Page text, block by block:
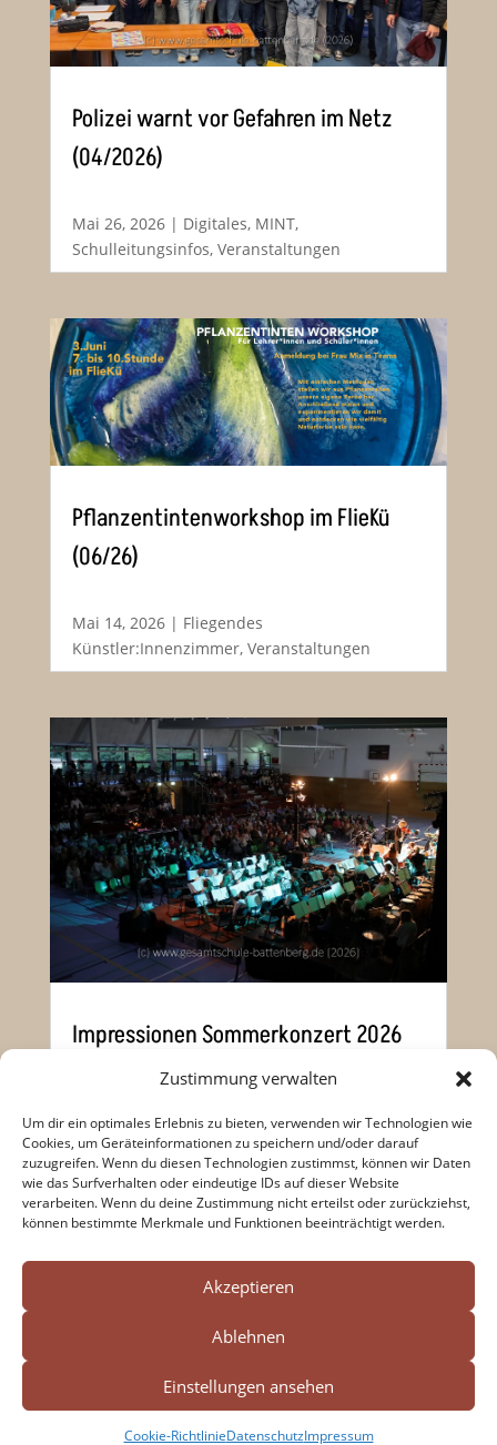
Zustimmung verwalten
Um dir ein optimales Erlebnis zu bieten, verwenden wir Technologien wie
Cookies, um Geräteinformationen zu speichern und/oder darauf
zuzugreifen. Wenn du diesen Technologien zustimmst, können wir Daten
wie das Surfverhalten oder eindeutige IDs auf dieser Website
verarbeiten. Wenn du deine Zustimmung nicht erteilst oder zurückziehst,
können bestimmte Merkmale und Funktionen beeinträchtigt werden.
Akzeptieren
Ablehnen
Einstellungen ansehen
Cookie-RichtlinieDatenschutzImpressum
Polizei warnt vor Gefahren im Netz
(04/2026)
Mai 26, 2026| Digitales, MINT,
Schulleitungsinfos, Veranstaltungen
Pflanzentintenworkshop im FlieKü
(06/26)
Mai 14, 2026| Fliegendes
Künstler:Innenzimmer, Veranstaltungen
Impressionen Sommerkonzert 2026
Mai 11, 2026|Schwerpunkt Musik,
Veranstaltungen
« Ältere Einträge Nächste Einträge »
Search Search Button

Cookie-Richtlinie (EU)